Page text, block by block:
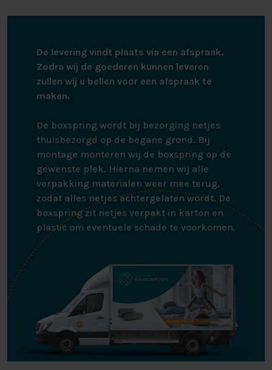
De levering vindt plaats via een afspraak.
Zodra wij de goederen kunnen leveren
zullen wij u bellen voor een afspraak te
maken.
De boxspring wordt bij bezorging netjes
thuisbezorgd op de begane grond. Bij
montage monteren wij de boxspring op de
gewenste plek. Hierna nemen wij alle
verpakking materialen weer mee terug,
zodat alles netjes achtergelaten wordt. De
boxspring zit netjes verpakt in karton en
plastic om eventuele schade te voorkomen.